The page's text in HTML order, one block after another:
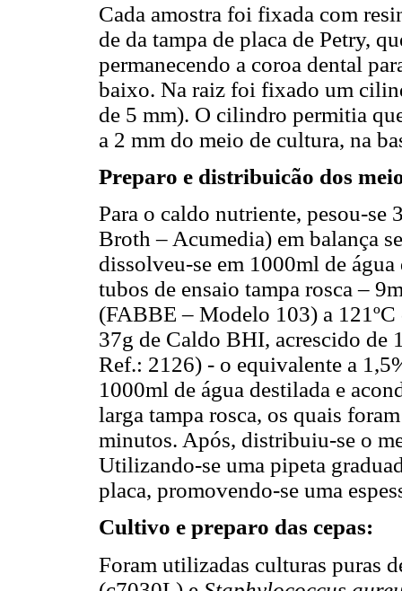
Cada amostra foi fixada com
de da tampa de placa de Petry,
permanecendo a coroa dental
baixo. Na raiz foi fixado um
de 5 mm). O cilindro permitia
a 2 mm do meio de cultura, na
Preparo e distribuicão dos
Para o caldo nutriente, pesou-
Broth – Acumedia) em balança
dissolveu-se em 1000ml de
tubos de ensaio tampa rosca –
(FABBE – Modelo 103) a 121ºC
37g de Caldo BHI, acrescido
Ref.: 2126) - o equivalente a
1000ml de água destilada e
larga tampa rosca, os quais
minutos. Após, distribuiu-se o
Utilizando-se uma pipeta
placa, promovendo-se uma
Cultivo e preparo das cepas:
Foram utilizadas culturas puras